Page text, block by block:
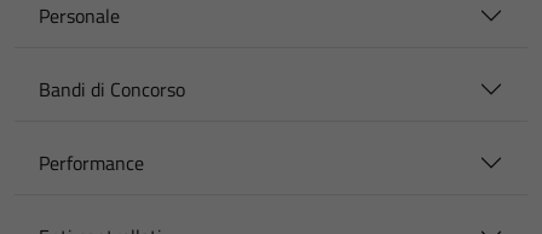
Personale
Bandi di Concorso
Performance